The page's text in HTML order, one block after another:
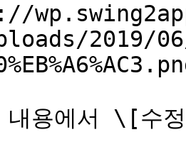
2019/06/
용에서 \[수